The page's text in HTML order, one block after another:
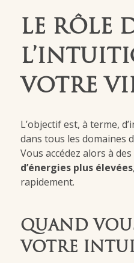
LE RÔLE
VOTRE
L’objectif est, à terme,
dans tous les domaines
Vous accédez alors à
d’énergies plus élevées
rapidement.
QUAND
VOTRE